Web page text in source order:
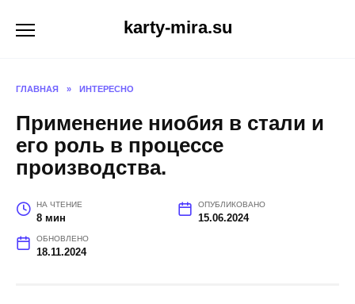
karty-mira.su
ГЛАВНАЯ » ИНТЕРЕСНО
Применение ниобия в стали и
его роль в процессе
производства.
НА ЧТЕНИЕ
8 мин
ОПУБЛИКОВАНО
15.06.2024
ОБНОВЛЕНО
18.11.2024